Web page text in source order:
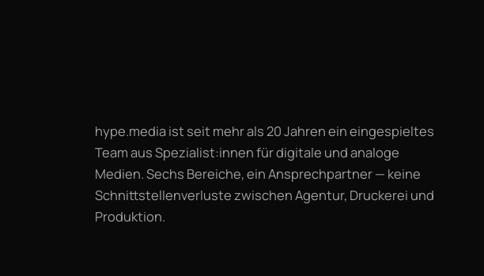
hype.media ist seit mehr als 20 Jahren ein eingespieltes
Team aus Spezialist:innen für digitale und analoge
Medien. Sechs Bereiche, ein Ansprechpartner — keine
Schnittstellenverluste zwischen Agentur, Druckerei und
Produktion.